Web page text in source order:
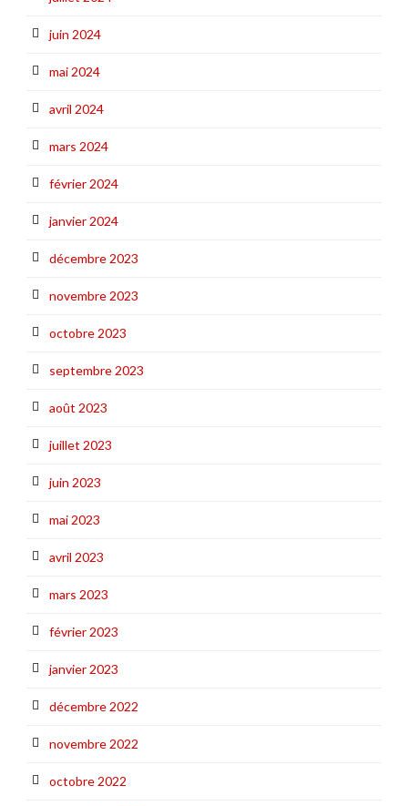
juin 2024
mai 2024
avril 2024
mars 2024
février 2024
janvier 2024
décembre 2023
novembre 2023
octobre 2023
septembre 2023
août 2023
juillet 2023
juin 2023
mai 2023
avril 2023
mars 2023
février 2023
janvier 2023
décembre 2022
novembre 2022
octobre 2022